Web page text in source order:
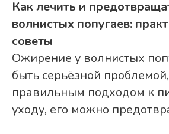
Как лечить и
волнистых попугаев:
советы
Ожирение у волнистых
быть серьёзной
правильным подходом к
уходу, его можно